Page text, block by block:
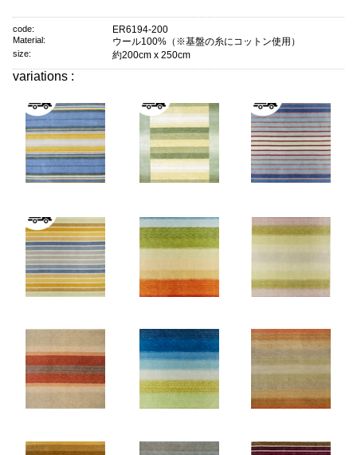
code: ER6194-200
Material: ウール100%（※基盤の糸にコットン使用）
size: 約200cm x 250cm
variations :